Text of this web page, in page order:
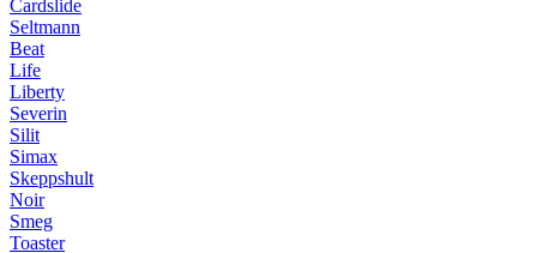
Cardslide
Seltmann
Beat
Life
Liberty
Severin
Silit
Simax
Skeppshult
Noir
Smeg
Toaster